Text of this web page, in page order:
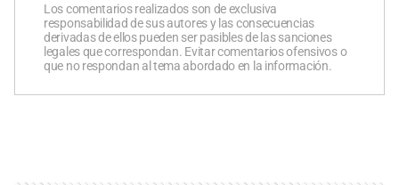
Los comentarios realizados son de exclusiva
responsabilidad de sus autores y las consecuencias
derivadas de ellos pueden ser pasibles de las sanciones
legales que correspondan. Evitar comentarios ofensivos o
que no respondan al tema abordado en la información.